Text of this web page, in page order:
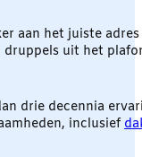
aan het juiste
druppels uit het
drie decennia
inclusief